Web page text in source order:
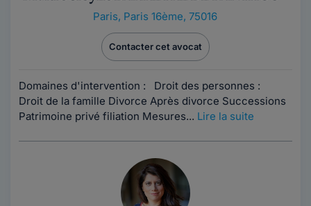
Paris, Paris 16ème, 75016
Contacter cet avocat
Domaines d'intervention : Droit des personnes :
Droit de la famille Divorce Après divorce Successions
Patrimoine privé filiation Mesures... Lire la suite